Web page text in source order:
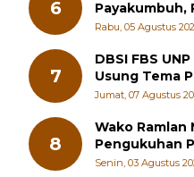
6
Payakumbuh,
Persiapan!
Rabu, 05 Agustus
7
DBSI FBS
Usung Tema
Sastra Dunia
Jumat, 07 Agustus
8
Wako Ramlan
Pengukuhan Pengurus
LMKB Periode
Senin, 03 Agustus